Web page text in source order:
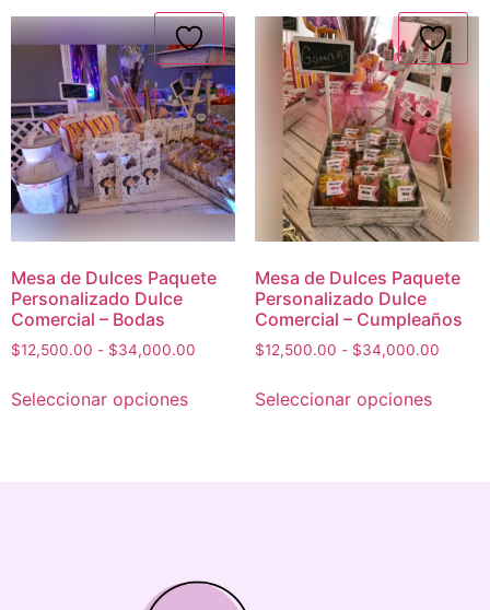
Mesa de Dulces Paquete
Personalizado Dulce
Comercial – Bodas
$12,500.00 - $34,000.00
Seleccionar opciones
Mesa de Dulces Paquete
Personalizado Dulce
Comercial – Cumpleaños
$12,500.00 - $34,000.00
Seleccionar opciones